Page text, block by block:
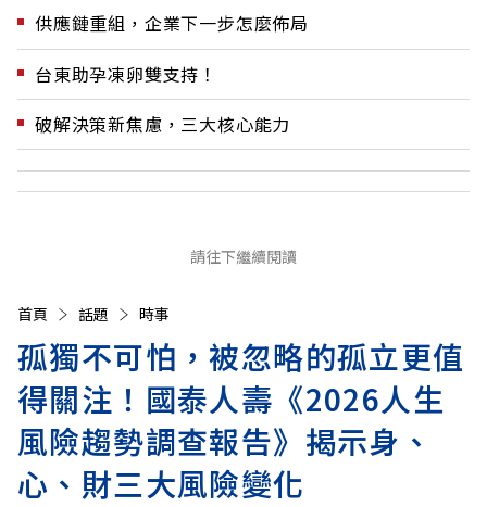
供應鏈重組，企業下一步怎麼佈局
台東助孕凍卵雙支持！
破解決策新焦慮，三大核心能力
請往下繼續閱讀
首頁 話題 時事
孤獨不可怕，被忽略的孤立更值
得關注！國泰人壽《2026人生
風險趨勢調查報告》揭示身、
心、財三大風險變化